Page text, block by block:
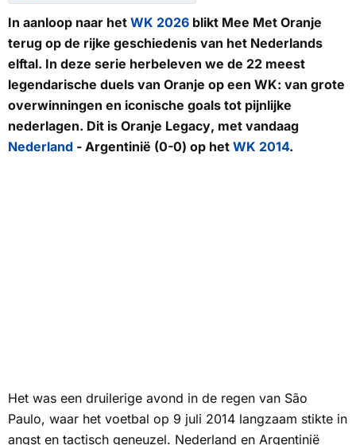
In aanloop naar het WK 2026 blikt Mee Met Oranje
terug op de rijke geschiedenis van het Nederlands
elftal. In deze serie herbeleven we de 22 meest
legendarische duels van Oranje op een WK: van grote
overwinningen en iconische goals tot pijnlijke
nederlagen. Dit is Oranje Legacy, met vandaag
Nederland - Argentinië (0-0) op het WK 2014.
Het was een druilerige avond in de regen van São
Paulo, waar het voetbal op 9 juli 2014 langzaam stikte in
angst en tactisch geneuzel. Nederland en Argentinië